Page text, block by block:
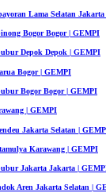
Lama Selatan
Bogor Bogor | GEMPI
Depok Depok | GEMPI
Bogor | GEMPI
Bogor Bogor | GEMPI
| GEMPI
Jakarta Selatan |
Karawang | GEMPI
Jakarta Jakarta |
Aren Jakarta Selatan |